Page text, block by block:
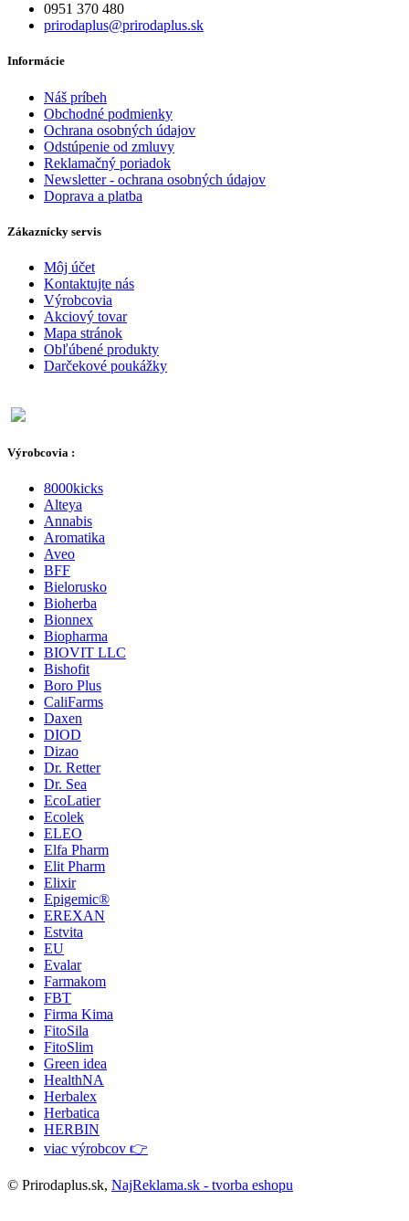
0951 370 480
prirodaplus@prirodaplus.sk
Informácie
Náš príbeh
Obchodné podmienky
Ochrana osobných údajov
Odstúpenie od zmluvy
Reklamačný poriadok
Newsletter - ochrana osobných údajov
Doprava a platba
Zákaznícky servis
Môj účet
Kontaktujte nás
Výrobcovia
Akciový tovar
Mapa stránok
Obľúbené produkty
Darčekové poukážky
Výrobcovia :
8000kicks
Alteya
Annabis
Aromatika
Aveo
BFF
Bielorusko
Bioherba
Bionnex
Biopharma
BIOVIT LLC
Bishofit
Boro Plus
CaliFarms
Daxen
DIOD
Dizao
Dr. Retter
Dr. Sea
EcoLatier
Ecolek
ELEO
Elfa Pharm
Elit Pharm
Elixir
Epigemic®
EREXAN
Estvita
EU
Evalar
Farmakom
FBT
Firma Kima
FitoSila
FitoSlim
Green idea
HealthNA
Herbalex
Herbatica
HERBIN
viac výrobcov 👉
© Prirodaplus.sk, NajReklama.sk - tvorba eshopu